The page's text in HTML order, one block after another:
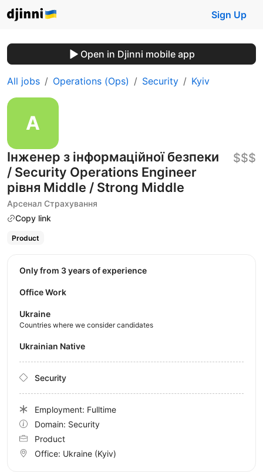
Sign Up
Open in Djinni mobile app
All jobs Operations (Ops) Security Kyiv
Інженер з інформаційної безпеки
/ Security Operations Engineer
рівня Middle / Strong Middle
Арсенал Страхування
Copy link
$$$
Product
Only from 3 years of experience
Office Work
Ukraine
Countries where we consider candidates
Ukrainian Native
Security
Employment: Fulltime
Domain: Security
Product
Office: Ukraine (Kyiv)